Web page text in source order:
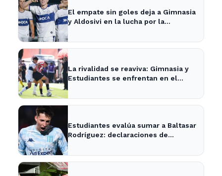
El empate sin goles deja a Gimnasia
y Aldosivi en la lucha por la
La rivalidad se reaviva: Gimnasia y
Estudiantes se enfrentan en el
Estudiantes evalúa sumar a Baltasar
Rodríguez: declaraciones de